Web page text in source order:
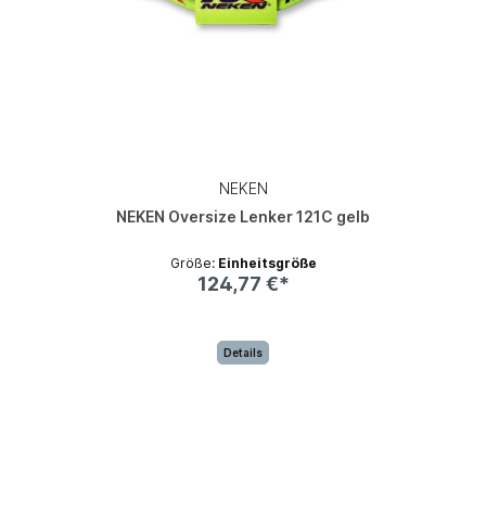
NEKEN
NEKEN Oversize Lenker 121C gelb
Größe: Einheitsgröße
124,77 €*
Details